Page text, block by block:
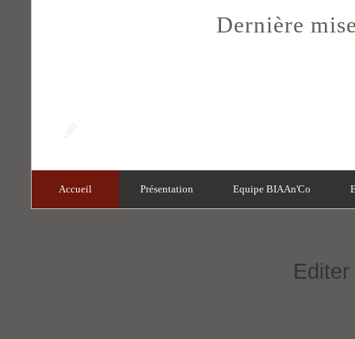
Dernière
Accueil Présentation Equipe BIAAn'Co
Editer